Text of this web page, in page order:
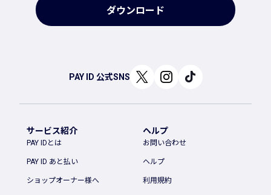
ダウンロード
PAY ID 公式SNS
サービス紹介
PAY IDとは
PAY ID あと払い
ショップオーナー様へ
ヘルプ
お問い合わせ
ヘルプ
利用規約